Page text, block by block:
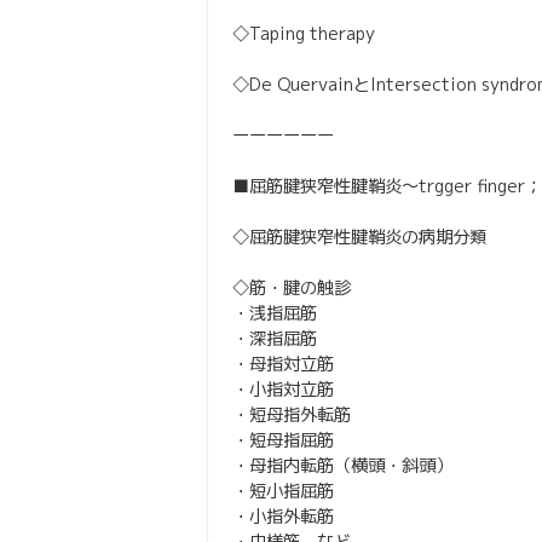
◇Taping therapy
◇De QuervainとIntersection
ーーーーーー
■屈筋腱狭窄性腱鞘炎〜trgger finger
◇屈筋腱狭窄性腱鞘炎の病期分類
◇筋・腱の触診
・浅指屈筋
・深指屈筋
・母指対立筋
・小指対立筋
・短母指外転筋
・短母指屈筋
・母指内転筋（横頭・斜頭）
・短小指屈筋
・小指外転筋